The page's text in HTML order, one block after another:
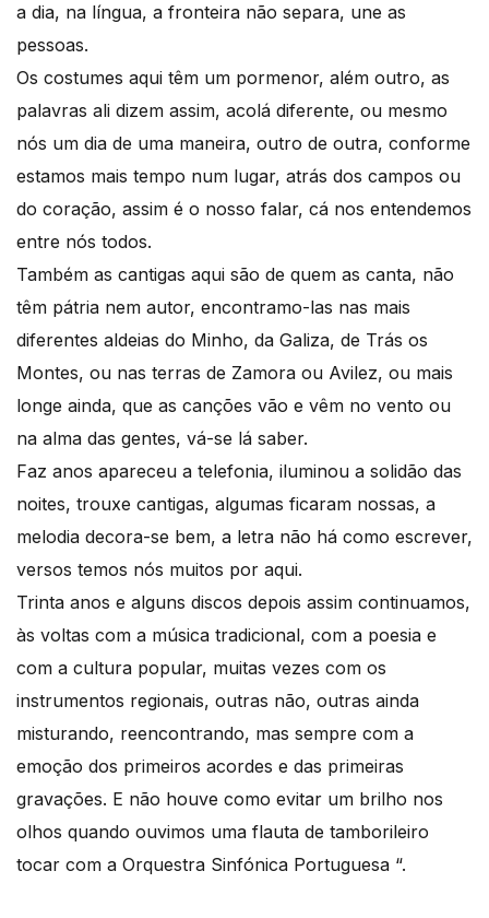
a dia, na língua, a fronteira não separa, une as
pessoas.
Os costumes aqui têm um pormenor, além outro, as
palavras ali dizem assim, acolá diferente, ou mesmo
nós um dia de uma maneira, outro de outra, conforme
estamos mais tempo num lugar, atrás dos campos ou
do coração, assim é o nosso falar, cá nos entendemos
entre nós todos.
Também as cantigas aqui são de quem as canta, não
têm pátria nem autor, encontramo-las nas mais
diferentes aldeias do Minho, da Galiza, de Trás os
Montes, ou nas terras de Zamora ou Avilez, ou mais
longe ainda, que as canções vão e vêm no vento ou
na alma das gentes, vá-se lá saber.
Faz anos apareceu a telefonia, iluminou a solidão das
noites, trouxe cantigas, algumas ficaram nossas, a
melodia decora-se bem, a letra não há como escrever,
versos temos nós muitos por aqui.
Trinta anos e alguns discos depois assim continuamos,
às voltas com a música tradicional, com a poesia e
com a cultura popular, muitas vezes com os
instrumentos regionais, outras não, outras ainda
misturando, reencontrando, mas sempre com a
emoção dos primeiros acordes e das primeiras
gravações. E não houve como evitar um brilho nos
olhos quando ouvimos uma flauta de tamborileiro
tocar com a Orquestra Sinfónica Portuguesa “.